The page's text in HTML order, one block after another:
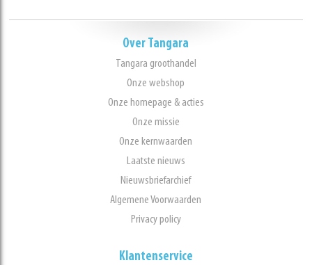
Over Tangara
Tangara groothandel
Onze webshop
Onze homepage & acties
Onze missie
Onze kernwaarden
Laatste nieuws
Nieuwsbriefarchief
Algemene Voorwaarden
Privacy policy
Klantenservice